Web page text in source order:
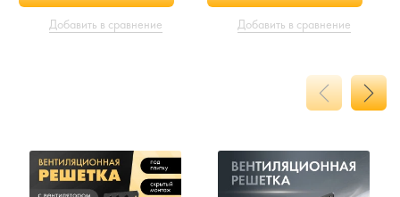
Добавить в сравнение Добавить в сравнение